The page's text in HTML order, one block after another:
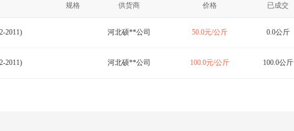
规格 供货商 价格 已成交
2011) 河北硕**公司 50.0元/公斤 0.0公斤
2011) 河北硕**公司 100.0元/公斤 100.0公斤